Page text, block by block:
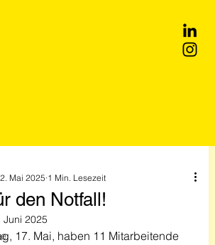
den Notfall!
Mai 2025 1 Min. Lesezeit
Juni 2025
17. Mai, haben 11 Mitarbeitende